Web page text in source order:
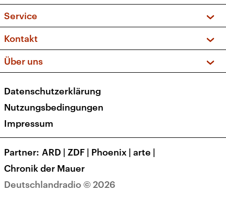
Sendungen und Podcasts
Musikliste
Kakadu – Das Kinderprogramm
Frequenzen (UKW + DAB+)
Service
FAQ
Apps
Newsletter
Kontakt
Social Media
Über uns
Presse
Karriere
Transparenz
Deutschlandradio © 2026
Datenschutzerklärung
Nutzungsbedingungen
Impressum
Partner ARD | ZDF | Phoenix | arte |
Chronik der Mauer